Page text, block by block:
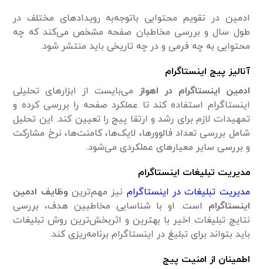
ادمین در تقویم محتوایی باتوجه‌به رویدادهای مختلف در
طول سال و بررسی مخاطبان صفحه مشخص می‌کند که چه
محتوایی به چه فرمی و در چه تاریخی باید منتشر شود.
آنالیز پیج اینستاگرام
ادمین اینستاگرام در اهواز
می‌بایست از ابزارهای تحلیلی
اینستاگرام استفاده کند تا عملکرد صفحه را بررسی کرده و
تمهیدات لازم برای رشد و ارتقا پیج را تعیین کند. این تحلیل
شامل بررسی تعداد فالوورها، لایک‌ها، کامنت‌ها، نرخ مشارکت
و بررسی سایر معیارهای عملکردی می‌شود.
مدیریت تبلیغات اینستاگرام
مدیریت تبلیغات در اینستاگرام نیز مهم‌ترین وظایف ادمین
اینستاگرام است. او با شناسایی مخاطبین هدف، بررسی
نتایج تبلیغات اخیر با بهترین و اثربخش‌ترین روش تبلیغات
باید بتواند برای تبلیغ در اینستاگرام برنامه‌ریزی کند.
اطمینان از امنیت پیج